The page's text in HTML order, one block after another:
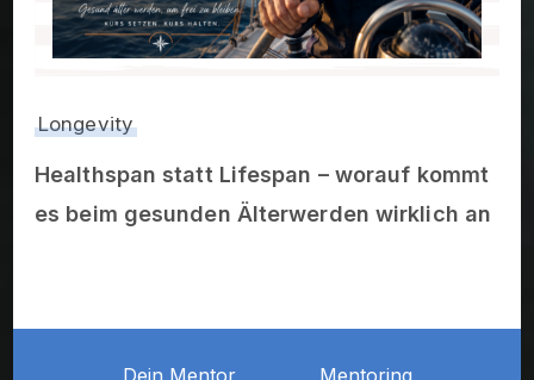
Longevity
Healthspan statt Lifespan – worauf kommt
es beim gesunden Älterwerden wirklich an